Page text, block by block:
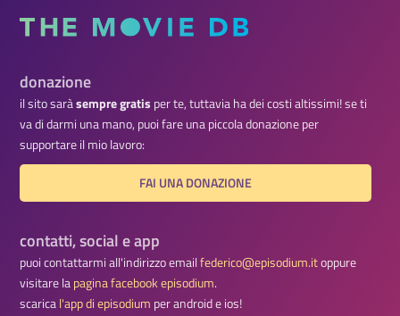
donazione
il sito saràsempre gratis per te, tuttavia ha dei costi altissimi! se ti
va di darmi una mano, puoi fare una piccola donazione per
supportare il mio lavoro:
FAI UNA DONAZIONE
contatti, social e app
puoi contattarmi all'indirizzo emailfederico@episodium.itoppure
visitare lapagina facebook episodium.
scarical'app di episodium per android e ios!